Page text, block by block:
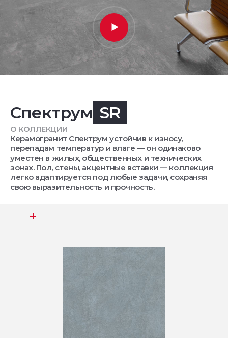
Спектрум SR
О КОЛЛЕКЦИИ
Керамогранит Спектрум устойчив к износу,
перепадам температур и влаге — он одинаково
уместен в жилых, общественных и технических
зонах. Пол, стены, акцентные вставки — коллекция
легко адаптируется под любые задачи, сохраняя
свою выразительность и прочность.